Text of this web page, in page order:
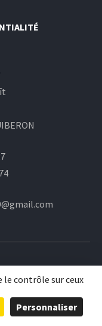
-Plan du site-
le contrôle sur ceux
Personnaliser